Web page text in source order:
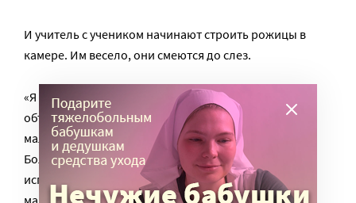
И учитель с учеником начинают строить рожицы в
камере. Им весело, они смеются до слез.
«Я использовал эти его шутки в учебных целях, —
объясняет Улмер. – Хорошего в них на самом деле
мало, но самое главное – он делал это без злобы.
Большинство негативных ситуаций можно
использовать в учебном процессе. И что бы этот